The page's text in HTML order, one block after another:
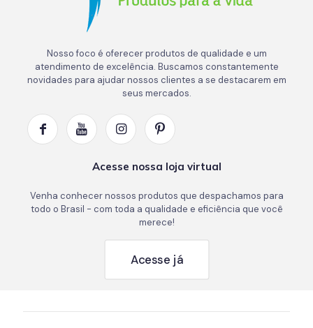
Nosso foco é oferecer produtos de qualidade e um
atendimento de excelência. Buscamos constantemente
novidades para ajudar nossos clientes a se destacarem em
seus mercados.
Acesse nossa loja virtual
Venha conhecer nossos produtos que despachamos para
todo o Brasil - com toda a qualidade e eficiência que você
merece!
Acesse já